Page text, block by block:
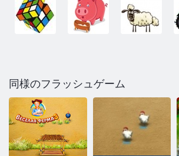
同様のフラッシュゲーム